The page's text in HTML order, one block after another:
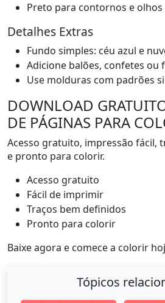
Preto para contornos e olhos
Detalhes Extras
Fundo simples: céu azul e
Adicione balões, confetes ou
Use molduras com padrões
DOWNLOAD
DE PÁGINAS PARA
Acesso gratuito, impressão fácil,
e pronto para colorir.
Acesso gratuito
Fácil de imprimir
Traços bem definidos
Pronto para colorir
Baixe agora e comece a colorir
Tópicos